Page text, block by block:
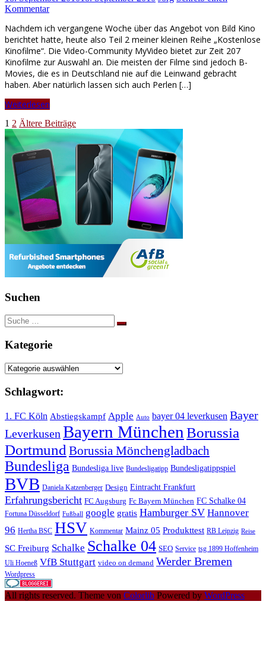
Kommentar
Nachdem ich vergangene Woche über das Angebot von Bild Kino
berichtet hatte, heute also Teil 2 meiner kleinen Reihe „Kostenlose
Kinofilme“. Die Video-Community MyVideo bietet zur Zeit 207
Kinofilme zur Auswahl an. Die meisten der Filme sind jedoch B-
Movies, die es in Deutschland nie auf die Leinwand gebracht
haben. Aber natürlich lassen sich auch Perlen […]
Weiterlesen
Seitennummerierung
der
Beiträge
1 2 Ältere Beiträge
Suchen
Suche
nach:
Kategorie
Kategorie
Schlagwort:
1. FC Köln Abstiegskampf Apple Auto bayer 04 leverkusen Bayer
LeverkusenBayern München Borussia
Dortmund Borussia Mönchengladbach
Bundesliga Bundesliga live Bundesligatipp Bundesligatippspiel
BVB Daniela Katzenberger Design Eintracht Frankfurt
Erfahrungsbericht FC Augsburg Fc Bayern München FC Schalke 04
Fortuna Düsseldorf Fußball google gratis Hamburger SV Hannover
96 Hertha BSC HSV Kommentar Mainz 05 Produkttest RB Leipzig Reise
SC Freiburg Schalke Schalke 04 SEO Service tsg 1899 Hoffenheim
Uli Hoeneß VfB Stuttgart video on demand Werder Bremen
Wordpress
All rights reserved. Theme von Colorlib Powered by WordPress